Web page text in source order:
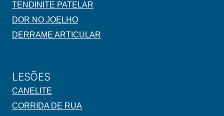
TENDINITE PATELAR
DOR NO JOELHO
DERRAME ARTICULAR
LESÕES
CANELITE
CORRIDA DE RUA